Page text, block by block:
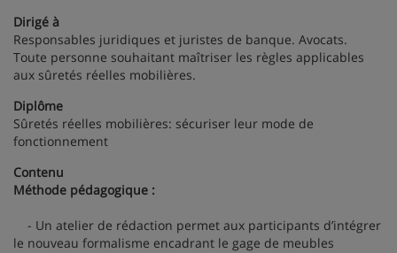
Dirigé à
Responsables juridiques et juristes de banque. Avocats.
Toute personne souhaitant maîtriser les règles applicables
aux sûretés réelles mobilières.
Diplôme
Sûretés réelles mobilières: sécuriser leur mode de
fonctionnement
Contenu
Méthode pédagogique :
- Un atelier de rédaction permet aux participants d’intégrer
le nouveau formalisme encadrant le gage de meubles